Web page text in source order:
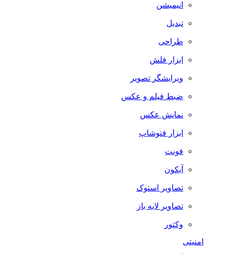
انیمیشن
تبدیل
طراحی
ابزار فلش
ویرایشگر تصویر
ضبط فيلم و عكس
نمایش عکس
ابزار فتوشاپ
فونت
آیکون
تصاویر استوک
تصاویر لایه باز
وکتور
امنیتی